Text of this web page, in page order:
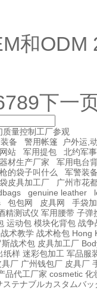
和
789下一
质量控制工厂参观
备 警用帐篷
户外运,
站 军用提包
北约军
材生产厂家
军用电台
的袋子叫什么
军警装
皮具加工厂
广州市花
genuine leather
包包网 皮具网
手袋
精测试仪 军用腰带 子弹
运动包 模块化背包 战争
战术教学 战术枪包 Hong
斯战术包 皮具加工厂
纸样 迷彩包加工 军品服
具厂 广州钱包厂 皮具厂
品代工厂家 cosmetic 化
ステナブルカスタムバッ